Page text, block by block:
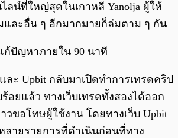
ลน์ที่ใหญ่สุดในเกาหลี Yanolja ผู้ให้
และอื่น ๆ อีกมากมายก็ล่มตาม ๆ กัน
ก้ปัญหาภายใน 90 นาที
และ Upbit กลับมาเปิดทำการเทรดคริป
อยแล้ว ทางเว็บเทรดทั้งสองได้ออก
วขอโทษผู้ใช้งาน โดยทางเว็บ Upbit
ลายรายการที่ดำเนินก่อนที่ทาง